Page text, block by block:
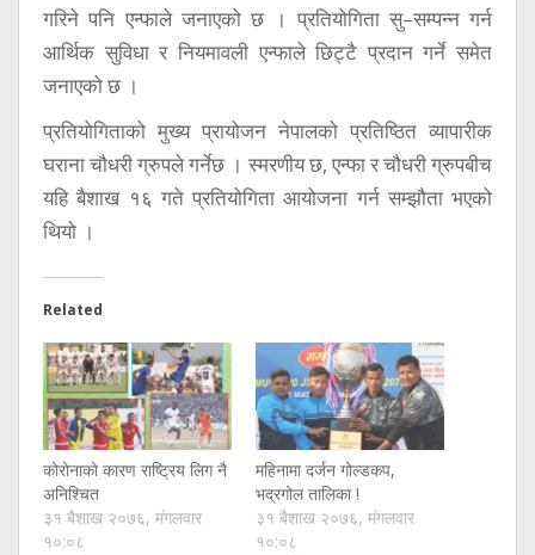
गरिने पनि एन्फाले जनाएको छ । प्रतियोगिता सु–सम्पन्न गर्न
आर्थिक सुविधा र नियमावली एन्फाले छिट्टै प्रदान गर्ने समेत
जनाएको छ ।
प्रतियोगिताको मुख्य प्रायोजन नेपालको प्रतिष्ठित व्यापारीक
घराना चौधरी ग्रुपले गर्नेछ । स्मरणीय छ, एन्फा र चौधरी ग्रुपबीच
यहि बैशाख १६ गते प्रतियोगिता आयोजना गर्न सम्झौता भएको
थियो ।
Related
कोरोनाको कारण राष्ट्रिय लिग नै
अनिश्‍चित
३१ बैशाख २०७६, मंगलवार
१०:०८
महिनामा दर्जन गोल्डकप,
भद्रगोल तालिका !
३१ बैशाख २०७६, मंगलवार
१०:०८